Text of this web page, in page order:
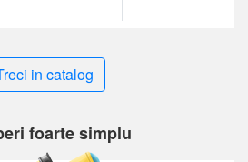
in catalog
foarte simplu